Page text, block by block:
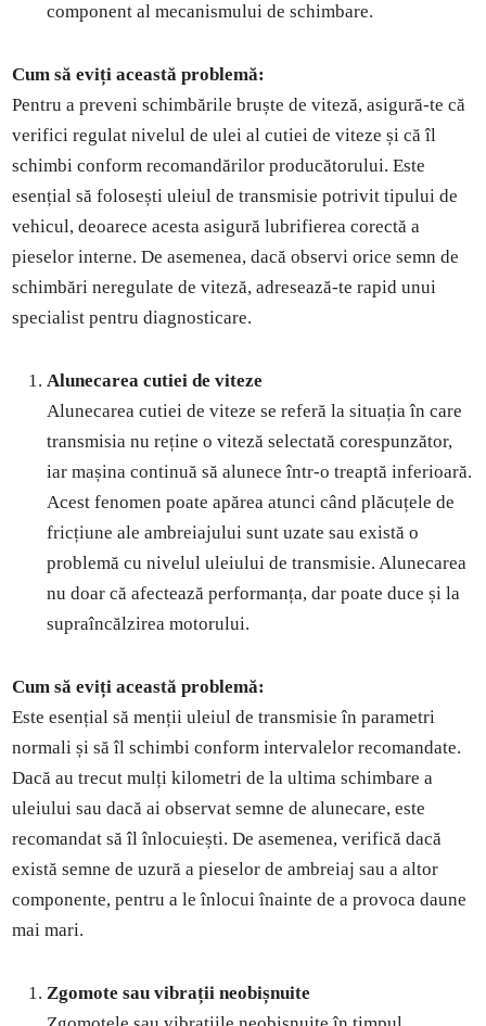
component al mecanismului de schimbare.
Cum să eviți această problemă:
Pentru a preveni schimbările bruște de viteză, asigură-te că
verifici regulat nivelul de ulei al cutiei de viteze și că îl
schimbi conform recomandărilor producătorului. Este
esențial să folosești uleiul de transmisie potrivit tipului de
vehicul, deoarece acesta asigură lubrifierea corectă a
pieselor interne. De asemenea, dacă observi orice semn de
schimbări neregulate de viteză, adresează-te rapid unui
specialist pentru diagnosticare.
Alunecarea cutiei de viteze
Alunecarea cutiei de viteze se referă la situația în care
transmisia nu reține o viteză selectată corespunzător,
iar mașina continuă să alunece într-o treaptă inferioară.
Acest fenomen poate apărea atunci când plăcuțele de
fricțiune ale ambreiajului sunt uzate sau există o
problemă cu nivelul uleiului de transmisie. Alunecarea
nu doar că afectează performanța, dar poate duce și la
supraîncălzirea motorului.
Cum să eviți această problemă:
Este esențial să menții uleiul de transmisie în parametri
normali și să îl schimbi conform intervalelor recomandate.
Dacă au trecut mulți kilometri de la ultima schimbare a
uleiului sau dacă ai observat semne de alunecare, este
recomandat să îl înlocuiești. De asemenea, verifică dacă
există semne de uzură a pieselor de ambreiaj sau a altor
componente, pentru a le înlocui înainte de a provoca daune
mai mari.
Zgomote sau vibrații neobișnuite